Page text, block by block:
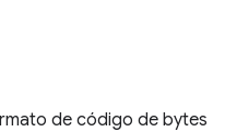
de código de bytes